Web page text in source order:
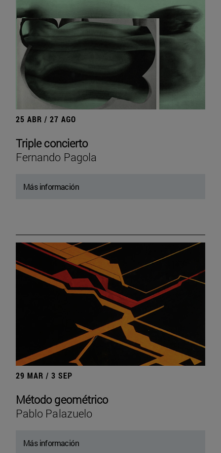
25 ABR / 27 AGO
Triple concierto
Fernando Pagola
Más información
29 MAR / 3 SEP
Método geométrico
Pablo Palazuelo
Más información